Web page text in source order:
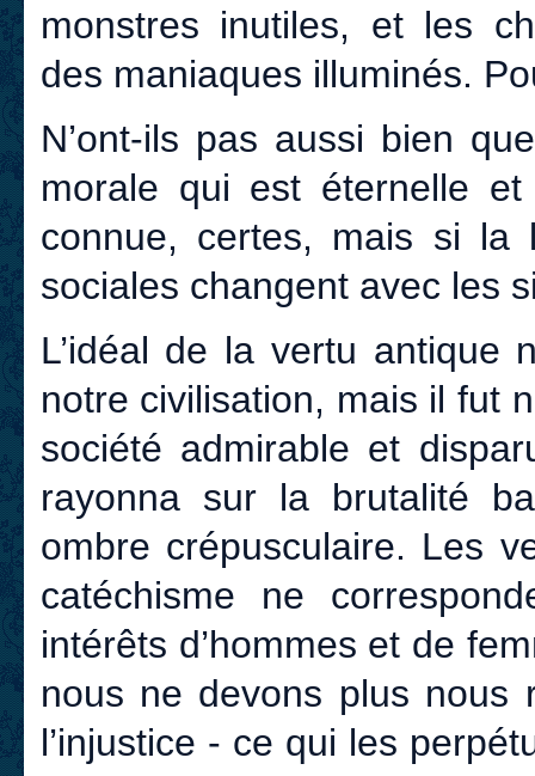
monstres inutiles, et les
des maniaques illuminés.
N’ont-ils pas aussi bien
morale qui est éternelle
connue, certes, mais si la
sociales changent avec les
L’idéal de la vertu antique
notre civilisation, mais il fut
société admirable et
rayonna sur la brutalité
ombre crépusculaire. Les
catéchisme ne
intérêts d’hommes et de
nous ne devons plus nous
l’injustice - ce qui les